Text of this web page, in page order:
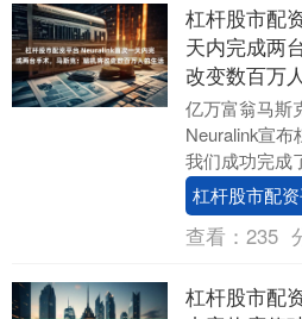
杠杆股市配
天内完成两
改变数百万
亿万富翁马斯
Neuralink宣布
我们成功完成
平台，这是我
术。两....
杠杆股市配
查看： 235
杠杆股市配